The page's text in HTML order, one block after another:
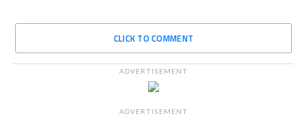
CLICK TO COMMENT
ADVERTISEMENT
ADVERTISEMENT